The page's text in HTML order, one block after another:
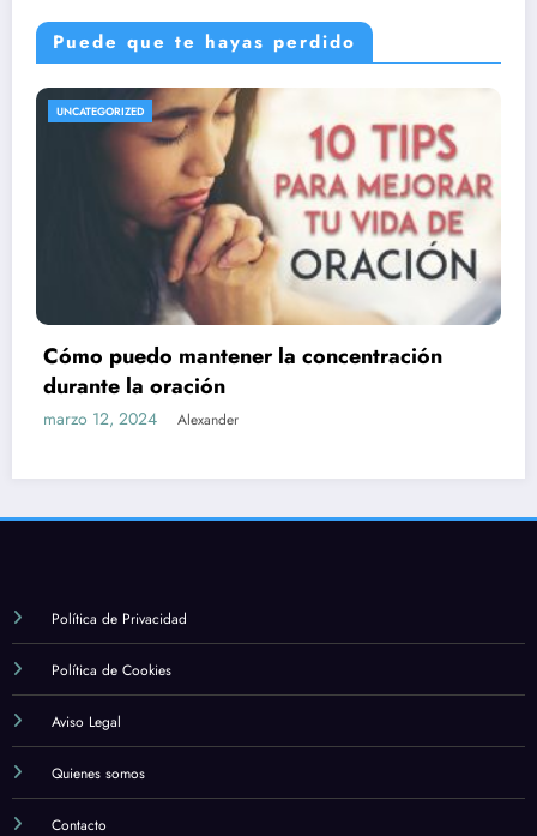
Puede que te hayas perdido
UNCATEGORIZED
estudio en la fe católica
marzo 12, 2024 Alexander